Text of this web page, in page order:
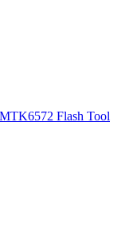
Flash Tool